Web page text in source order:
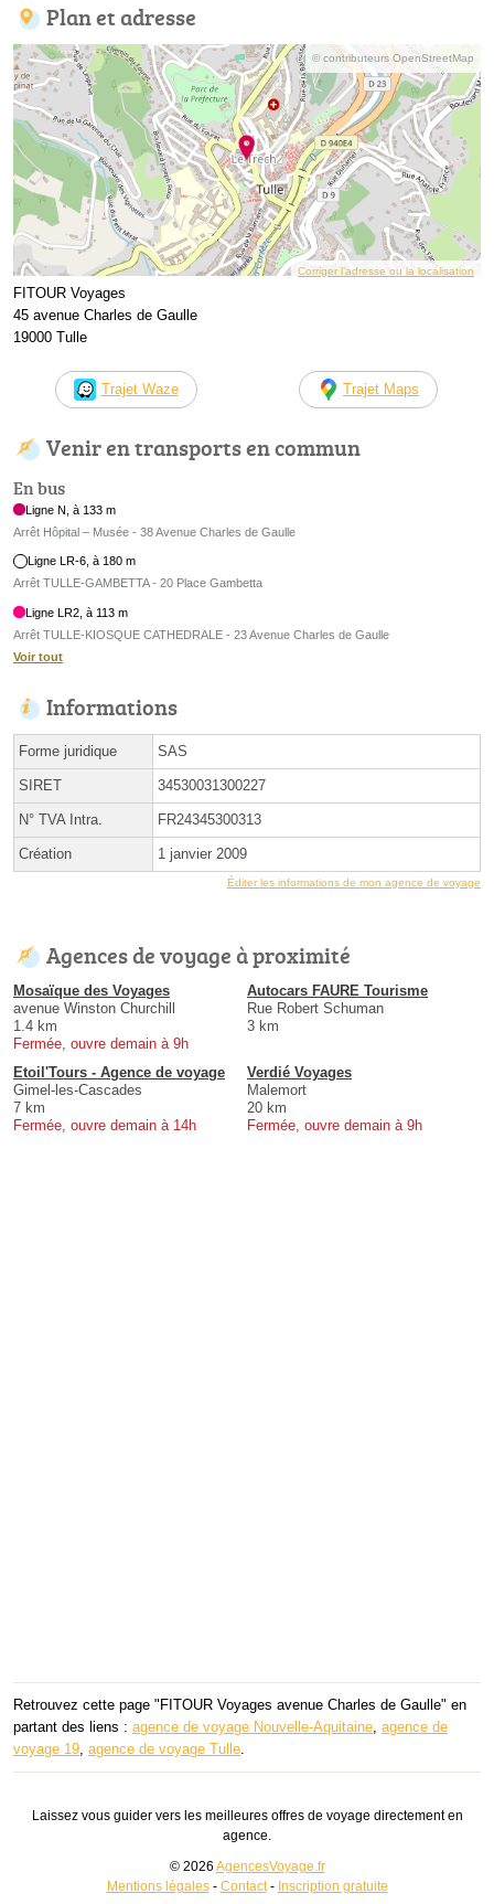
Plan et adresse
© contributeurs OpenStreetMap
Corriger l’adresse ou la localisation
FITOUR Voyages
45 avenue Charles de Gaulle
19000 Tulle
Trajet Waze Trajet Maps
Venir en transports en commun
En bus
Ligne N, à 133 m
Arrêt Hôpital – Musée - 38 Avenue Charles de Gaulle
Ligne LR-6, à 180 m
Arrêt TULLE-GAMBETTA - 20 Place Gambetta
Ligne LR2, à 113 m
Arrêt TULLE-KIOSQUE CATHEDRALE - 23 Avenue Charles de Gaulle
Voir tout
Informations
Forme juridique SAS
SIRET 34530031300227
N° TVA Intra. FR24345300313
Création 1 janvier 2009
Éditer les informations de mon agence de voyage
Agences de voyage à proximité
Mosaïque des Voyages
avenue Winston Churchill
1.4 km
Fermée, ouvre demain à 9h
Autocars FAURE Tourisme
Rue Robert Schuman
3 km
Etoil'Tours - Agence de voyage
Gimel-les-Cascades
7 km
Fermée, ouvre demain à 14h
Verdié Voyages
Malemort
20 km
Fermée, ouvre demain à 9h
Retrouvez cette page "FITOUR Voyages avenue Charles de Gaulle" en
partant des liens : agence de voyage Nouvelle-Aquitaine agence de
voyage 19 agence de voyage Tulle
Laissez vous guider vers les meilleures offres de voyage directement en
agence.
© 2026 AgencesVoyage.fr
Mentions légales- Contact- Inscription gratuite